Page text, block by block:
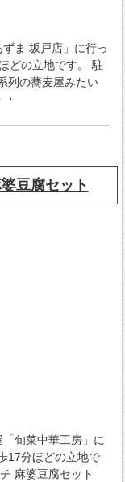
ま 坂戸店」に行っ
どの立地です。 駐
列の蕎麦屋みたい
豆腐セット
旬菜中華工房」に
17分ほどの立地で
麻婆豆腐セット